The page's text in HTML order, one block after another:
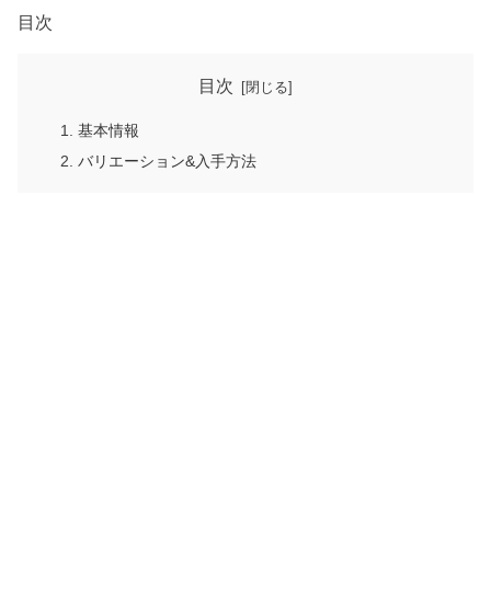
目次
目次
基本情報
バリエーション&入手方法